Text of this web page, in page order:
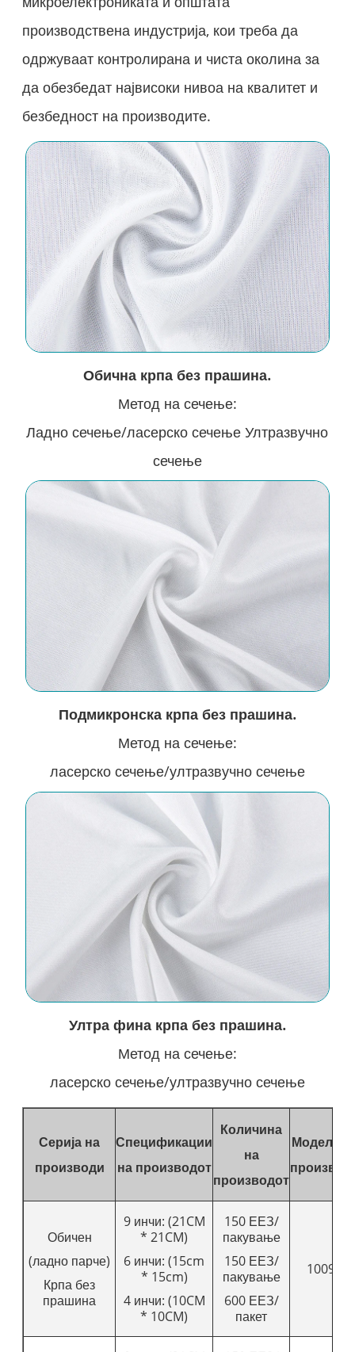
производствена индустрија, кои треба да
одржуваат контролирана и чиста околина за
да обезбедат највисоки нивоа на квалитет и
безбедност на производите.
Обична крпа без прашина.
Метод на сечење:
Ладно сечење/ласерско сечење Ултразвучно
сечење
Подмикронска крпа без прашина.
Метод на сечење:
ласерско сечење/ултразвучно сечење
Ултра фина крпа без прашина.
Метод на сечење:
ласерско сечење/ултразвучно сечење
Серија на
производи
Спецификации
на производот
Количина
на
производот
Модел на
производ
Обичен
(ладно парче)
Крпа без
прашина
9 инчи: (21CM
* 21CM)
6 инчи: (15cm
* 15cm)
4 инчи: (10CM
* 10CM)
150 ЕЕЗ/
пакување
150 ЕЕЗ/
пакување
600 ЕЕЗ/
пакет
1009